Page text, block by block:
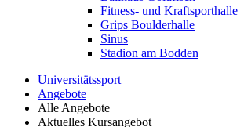
Fitness- und Kraftsporthalle
Grips Boulderhalle
Sinus
Stadion am Bodden
Universitätssport
Angebote
Alle Angebote
Aktuelles Kursangebot